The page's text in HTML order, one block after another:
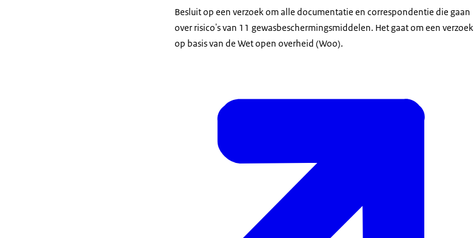
Besluit op een verzoek om alle documentatie en correspondentie die gaan
over risico's van 11 gewasbeschermingsmiddelen. Het gaat om een verzoek
op basis van de Wet open overheid (Woo).